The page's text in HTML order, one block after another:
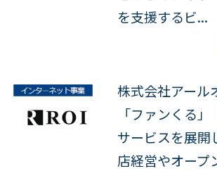
を支援するビ...
株式会社アール
「ファンくる
サービスを展開
店経営やオープ